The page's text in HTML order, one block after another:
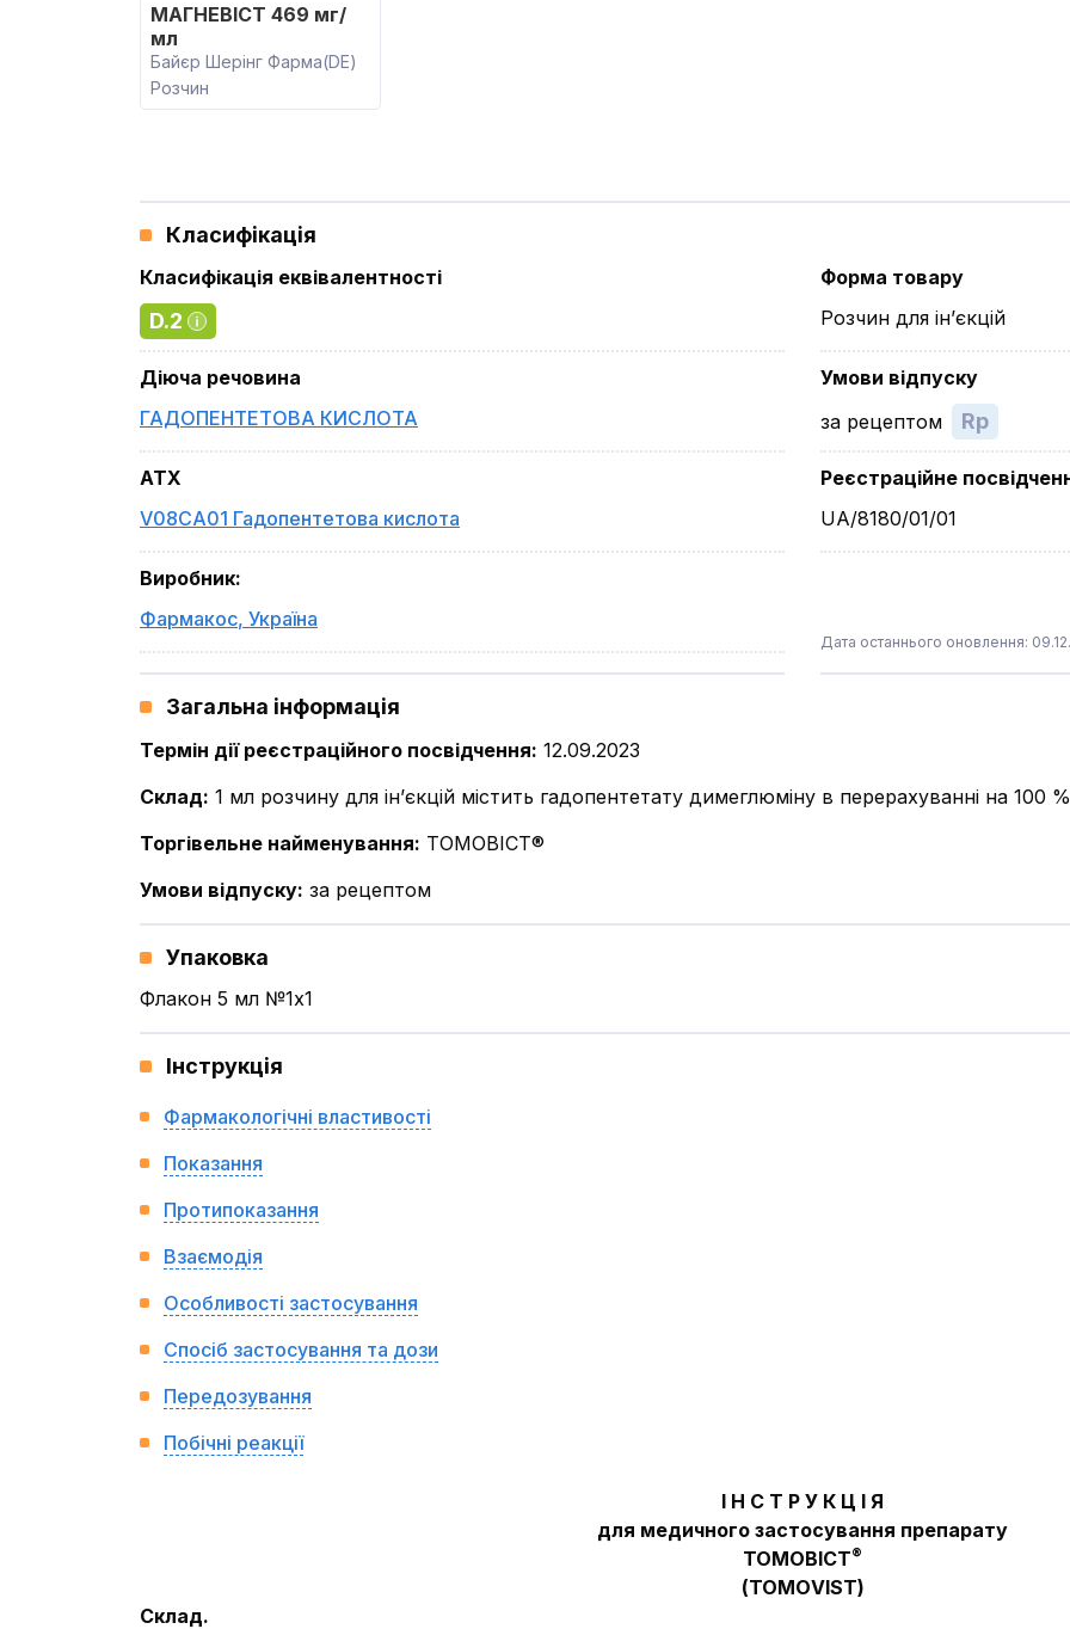
МАГНЕВІСТ 469 мг/
мл
Байєр Шерінг Фарма(DE)
Розчин
Класифікація
Класифікація еквівалентності
D.2
Діюча речовина
ГАДОПЕНТЕТОВА КИСЛОТА
ATX
V08CA01 Гадопентетова кислота
Виробник:
Фармакос, Україна
Форма товару
Розчин для ін’єкцій
Умови відпуску
за рецептом
Rp
Реєстраційне
UA/8180/01/01
Дата останнього оновлення:
Загальна інформація
Термін дії реєстраційного посвідчення: 12.09.2023
Склад: 1 мл розчину для ін’єкцій містить гадопентетату димеглюміну в перерахуванні на 100
Торгівельне найменування: ТОМОВІСТ®
Умови відпуску: за рецептом
Упаковка
Флакон 5 мл №1x1
Інструкція
Фармакологічні властивості
Показання
Протипоказання
Взаємодія
Особливості застосування
Спосіб застосування та дози
Передозування
Побічні реакції
І Н С Т Р У К Ц І Я
для медичного застосування препарату
ТОМОВІСТ®
(ТОМОVIST)
Склад.